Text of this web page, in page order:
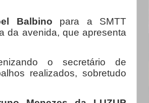
Balbino para a SMTT
da avenida, que apresenta
o secretário de
realizados, sobretudo